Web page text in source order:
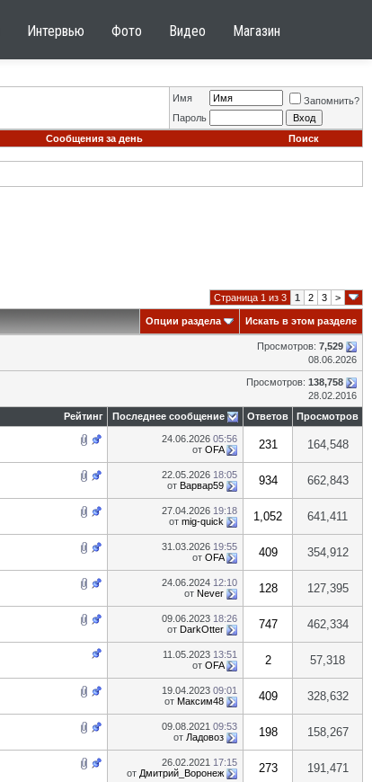
Интервью Фото Видео Магазин
Имя
Запомнить?
Пароль
Сообщения за день Поиск
Страница 1 из 3 1 2 3 >
Опции раздела Искать в этом разделе
Просмотров: 7,529
08.06.2026
Просмотров: 138,758
28.02.2016
Рейтинг
Последнее сообщение Ответов Просмотров
24.06.2026 05:56
от OFA 231 164,548
22.05.2026 18:05
от Варвар59 934 662,843
27.04.2026 19:18
от mig-quick 1,052 641,411
31.03.2026 19:55
от OFA 409 354,912
24.06.2024 12:10
от Never 128 127,395
09.06.2023 18:26
от DarkOtter 747 462,334
11.05.2023 13:51
от OFA 2 57,318
19.04.2023 09:01
от Максим48 409 328,632
09.08.2021 09:53
от Ладовоз 198 158,267
26.02.2021 17:15
от Дмитрий_Воронеж 273 191,471